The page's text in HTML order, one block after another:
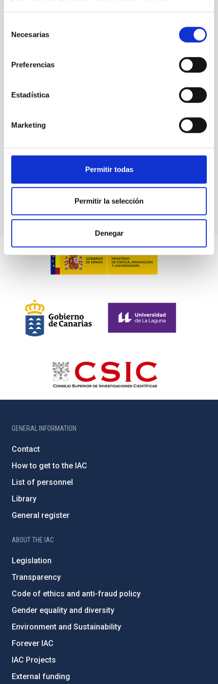
Necesarias
Preferencias
Estadística
Marketing
Permitir todas
Permitir la selección
Denegar
InstrumentImaging
GENERAL INFORMATION
Contact
How to get to the IAC
List of personnel
Library
General register
ABOUT THE IAC
Legislation
Transparency
Code of ethics and anti-fraud policy
Gender equality and diversity
Environment and Sustainability
Forever IAC
IAC Projects
External funding